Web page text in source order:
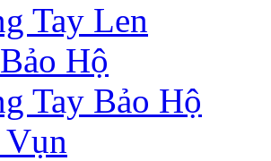
Tay Len
Hộ
Tay Bảo Hộ